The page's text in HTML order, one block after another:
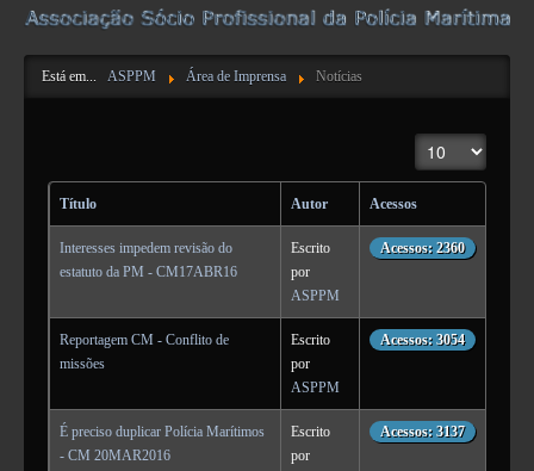
Contactos
Pareceres da DN
Informação
Suporte
Está em... ASPPM Área de Imprensa Notícias
Mostrar n.º
Título Autor Acessos
Interesses impedem revisão do
estatuto da PM - CM17ABR16
Escrito
por
ASPPM
Acessos: 2360
Reportagem CM - Conflito de
missões
Escrito
por
ASPPM
Acessos: 3054
É preciso duplicar Polícia Marítimos
- CM 20MAR2016
Escrito
por
Acessos: 3137